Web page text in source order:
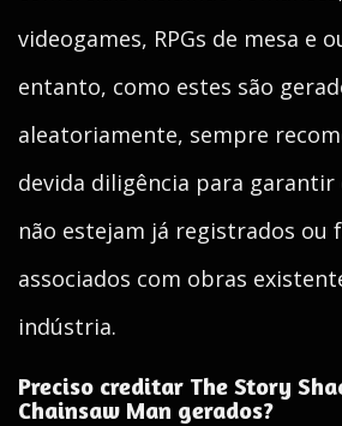
videogames, RPGs de mesa e
entanto, como estes são
aleatoriamente, sempre
devida diligência para garantir
não estejam já registrados ou
associados com obras
indústria.
Preciso creditar The Story
Chainsaw Man gerados?